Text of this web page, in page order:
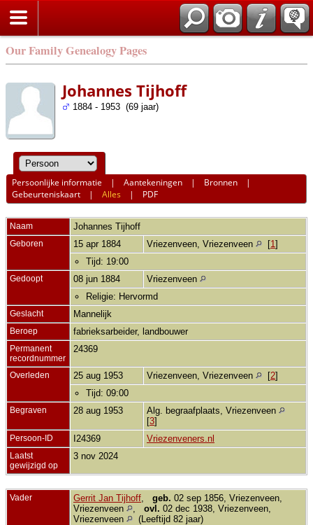
Our Family Genealogy Pages
Johannes Tijhoff
1884 - 1953 (69 jaar)
Persoonlijke informatie |Aantekeningen | Bronnen |
Gebeurteniskaart |Alles | PDF
Naam Johannes Tijhoff
Geboren 15 apr 1884 Vriezenveen, Vriezenveen [1 ]
Tijd: 19:00
Gedoopt 08 jun 1884
Vriezenveen
Religie: Hervormd
Geslacht Mannelijk
Beroep fabrieksarbeider, landbouwer
Permanent
recordnummer
24369
Overleden 25 aug 1953 Vriezenveen, Vriezenveen [2]
Tijd: 09:00
Begraven 28 aug 1953
Alg. begraafplaats, Vriezenveen
[3]
Persoon-ID I24369 Vriezenveners.nl
Laatst
gewijzigd op
3 nov 2024
Vader Gerrit Jan Tijhoff geb. 02 sep 1856, Vriezenveen,
Vriezenveen
ovl. 02 dec 1938, Vriezenveen,
Vriezenveen
(Leeftijd 82 jaar)